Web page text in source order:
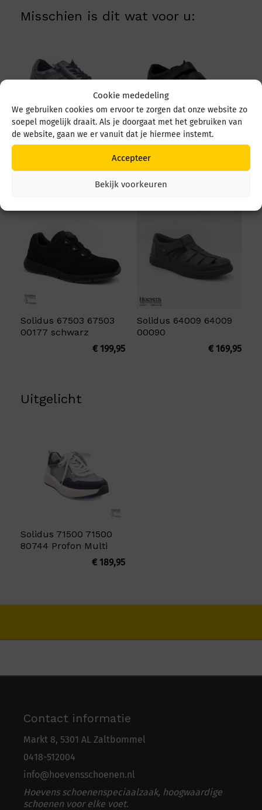
Cookie mededeling
We gebruiken cookies om ervoor te zorgen dat onze website zo
soepel mogelijk draait. Als je doorgaat met het gebruiken van
de website, gaan we er vanuit dat je hiermee instemt.
Accepteer
Bekijk voorkeuren
Misschien is dit wat voor u:
€169,95
00091 Zwart
Solidus 67503 67503
00177 schwarz
€199,95
Solidus 64009 64009
00090
€169,95
Uitgelicht
Solidus 71500 71500
80744 Profon Multi
€189,95
Contact informatie
Markt 8, 5301 AL Zaltbommel
0418-512004
info@hoevensschoenen.nl
Hoevens schoenenspeciaalzaak, hoogwaardige
schoenen voor elke voet.